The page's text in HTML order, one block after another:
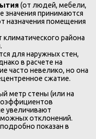
(от людей, мебели,
значения принимаются
назначения помещения
климатического района
для наружных стен,
в расчете на
часто невелико, но она
сжатие.
метр стены (или на
увеличивают
отклонений.
показан в